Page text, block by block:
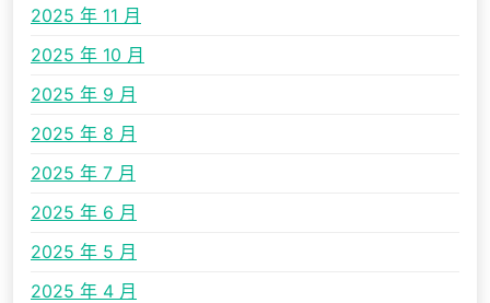
2025 年 11 月
2025 年 10 月
2025 年 9 月
2025 年 8 月
2025 年 7 月
2025 年 6 月
2025 年 5 月
2025 年 4 月